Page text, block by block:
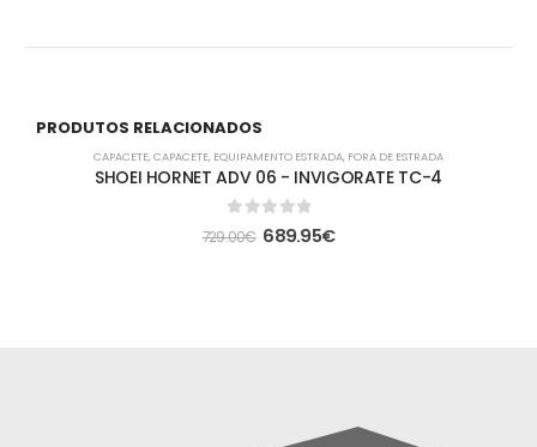
PRODUTOS RELACIONADOS
CAPACETE,CAPACETE, EQUIPAMENTO ESTRADA, FORA DE ESTRADA
SHOEI HORNET ADV 06 - INVIGORATE TC-4
out of 5
729.00€ 689.95€